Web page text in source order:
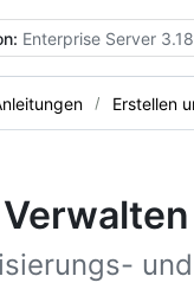
Enterprise Server 3.18
Erstellen